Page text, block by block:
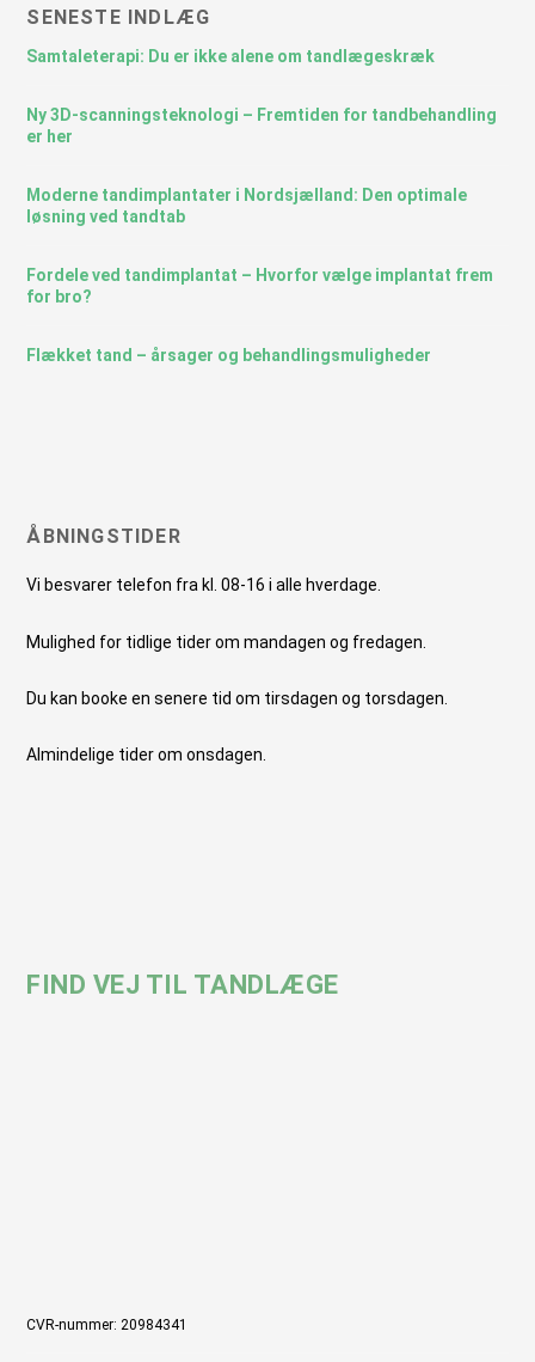
SENESTE INDLÆG
Samtaleterapi: Du er ikke alene om tandlægeskræk
Ny 3D-scanningsteknologi – Fremtiden for tandbehandling
er her
Moderne tandimplantater i Nordsjælland: Den optimale
løsning ved tandtab
Fordele ved tandimplantat – Hvorfor vælge implantat frem
for bro?
Flækket tand – årsager og behandlingsmuligheder
ÅBNINGSTIDER
Vi besvarer telefon fra kl. 08-16 i alle hverdage.
Mulighed for tidlige tider om mandagen og fredagen.
Du kan booke en senere tid om tirsdagen og torsdagen.
Almindelige tider om onsdagen.
FIND VEJ TIL TANDLÆGE
CVR-nummer: 20984341